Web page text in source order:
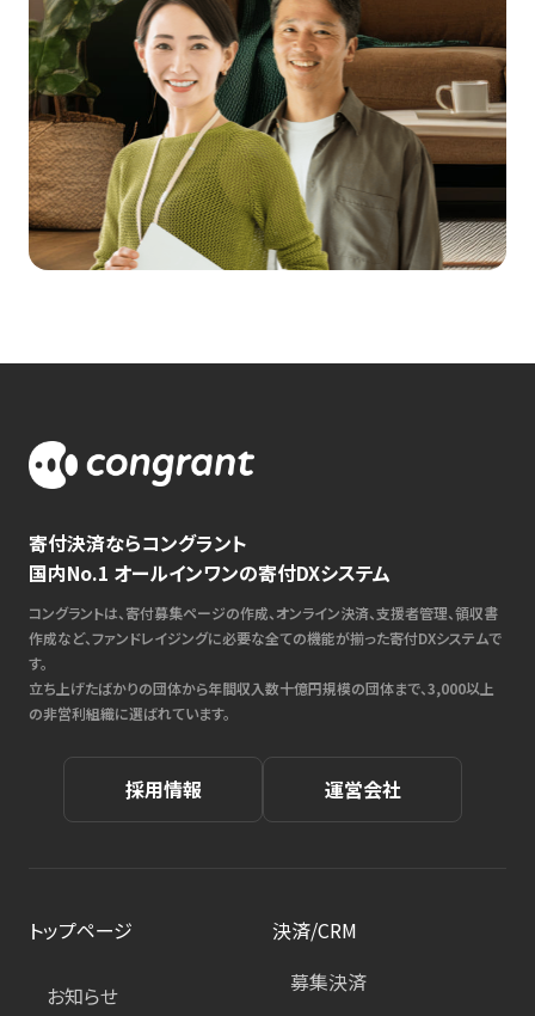
寄付決済ならコングラント
国内No.1 オールインワンの寄付DXシステム
コングラントは、寄付募集ページの作成、オンライン決済、支援者管理、領収書
作成など、ファンドレイジングに必要な全ての機能が揃った寄付DXシステムで
す。
立ち上げたばかりの団体から年間収入数十億円規模の団体まで、3,000以上
の非営利組織に選ばれています。
採用情報 運営会社
トップページ
お知らせ
決済/CRM
募集決済